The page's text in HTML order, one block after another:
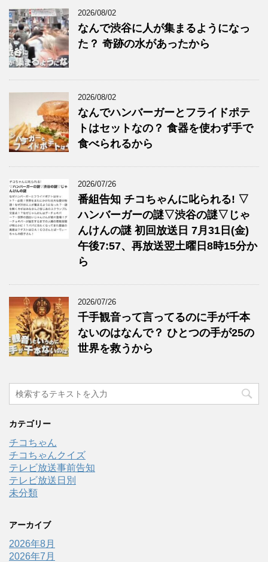
2026/08/02
なんで渋谷に人が集まるようになっ
た？ 奇跡の水があったから
2026/08/02
なんでハンバーガーとフライドポテ
トはセットなの？ 食器を使わず手で
食べられるから
2026/07/26
番組告知 チコちゃんに叱られる! ▽
ハンバーガーの謎▽渋谷の謎▽じゃ
んけんの謎 初回放送日 7月31日(金)
午後7:57、再放送翌土曜日8時15分か
ら
2026/07/26
千手観音って言ってるのに手が千本
ないのはなんで？ ひとつの手が25の
世界を救うから
カテゴリー
チコちゃん
チコちゃんクイズ
テレビ放送事前告知
テレビ放送日別
未分類
アーカイブ
2026年8月
2026年7月